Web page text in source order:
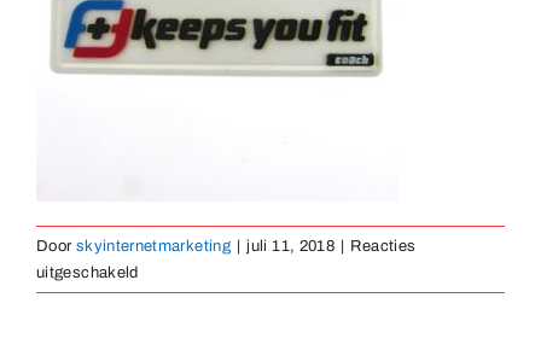
Medaillen
Door skyinternetmarketing | juli 11, 2018 | Reacties
uitgeschakeldvoor
rubber-